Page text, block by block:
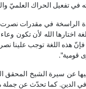
في تفعيل الحراك العلميّ
الراسخة في مقدرات
الله لأن تكون وعاء
هذه اللغة توجب علينا
قومية".
عن سيرة الشيخ المحقق
في الدين. كما تحدّث عن